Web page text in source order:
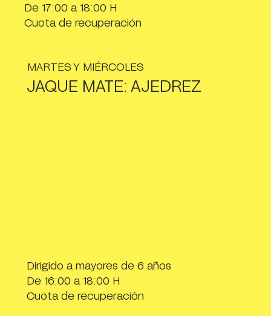
De 17:00 a 18:00 H
Cuota de recuperación
MARTES Y MIÉRCOLES
JAQUE MATE: AJEDREZ
Dirigido a mayores de 6 años
De 16:00 a 18:00 H
Cuota de recuperación